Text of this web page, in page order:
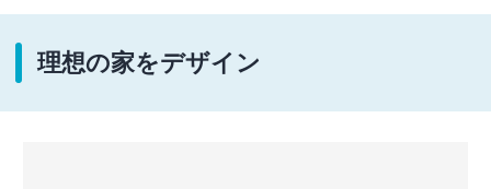
理想の家をデザイン